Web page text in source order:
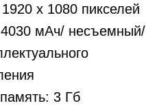
х 1080 пикселей
4030 мАч/ несъемный/
3 Гб